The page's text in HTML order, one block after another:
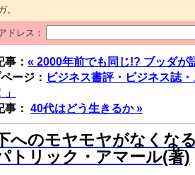
。
ドレス：
： « 2000年前でも同じ!? ブッダが
ージ： ビジネス書評・ビジネス誌
： 40代はどう生きるか »
へのモヤモヤがなくな
トリック・アマール(著)